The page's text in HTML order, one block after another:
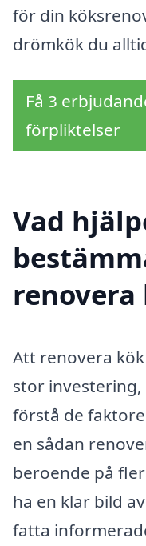
för din
drömkök du
Få 3
förpliktelser
Vad
renovera
Att renovera
stor
förstå de
en sådan
beroende på
ha en klar bild
fatta